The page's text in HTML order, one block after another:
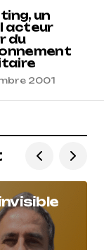
un
acteur
du
2001